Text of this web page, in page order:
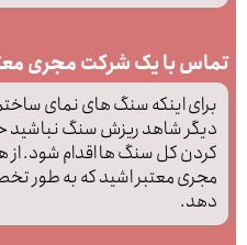
تماس با یک شرکت مجری
برای اینکه سنگ های نمای
دیگر شاهد ریزش سنگ نباشید
کردن کل سنگ ها اقدام شود. از
مجری معتبر اشید که به طور
دهد.